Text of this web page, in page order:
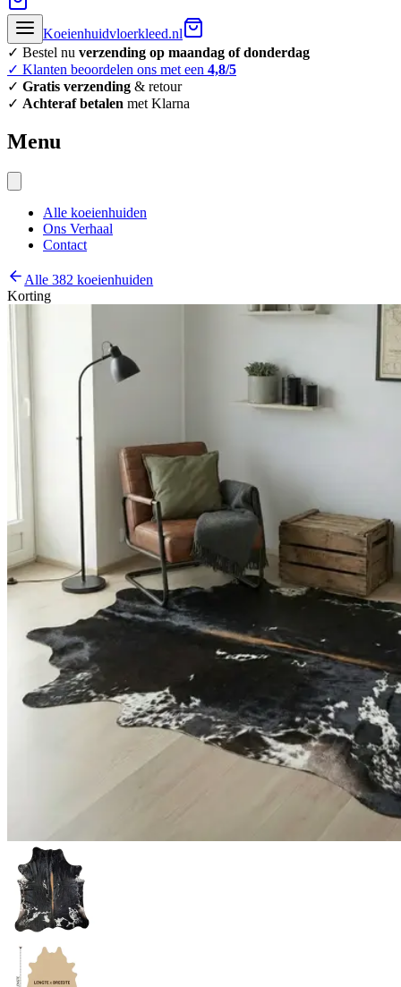
Koeienhuidvloerkleed.nl
✓ Bestel nu verzending op maandag of donderdag
✓ Klanten beoordelen ons met een 4,8/5
✓ Gratis verzending & retour
✓ Achteraf betalen met Klarna
Menu
Alle koeienhuiden
Ons Verhaal
Contact
Alle 382 koeienhuiden
Korting